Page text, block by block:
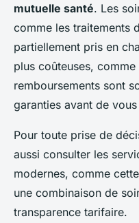
mutuelle santé. Les
comme les traitements
partiellement pris en
plus coûteuses,
remboursements sont
garanties avant de
Pour toute prise de
aussi consulter les
modernes, comme
une combinaison de
transparence tarifaire.